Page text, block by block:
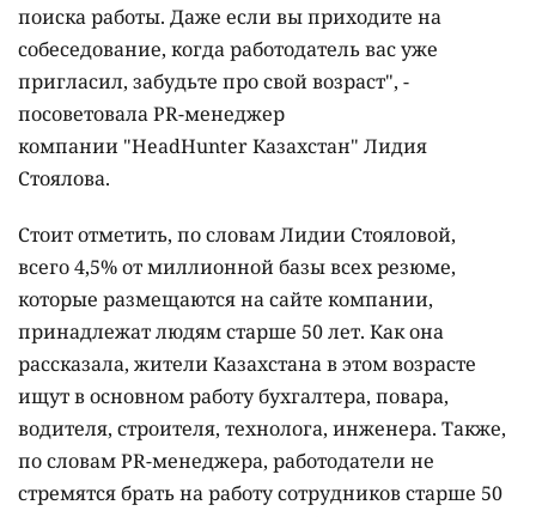
поиска работы. Даже если вы приходите на
собеседование, когда работодатель вас уже
пригласил, забудьте про свой возраст", -
посоветовала PR-менеджер
компании "HeadHunter Казахстан" Лидия
Стоялова.
Стоит отметить, по словам Лидии Стояловой,
всего 4,5% от миллионной базы всех резюме,
которые размещаются на сайте компании,
принадлежат людям старше 50 лет. Как она
рассказала, жители Казахстана в этом возрасте
ищут в основном работу бухгалтера, повара,
водителя, строителя, технолога, инженера. Также,
по словам PR-менеджера, работодатели не
стремятся брать на работу сотрудников старше 50